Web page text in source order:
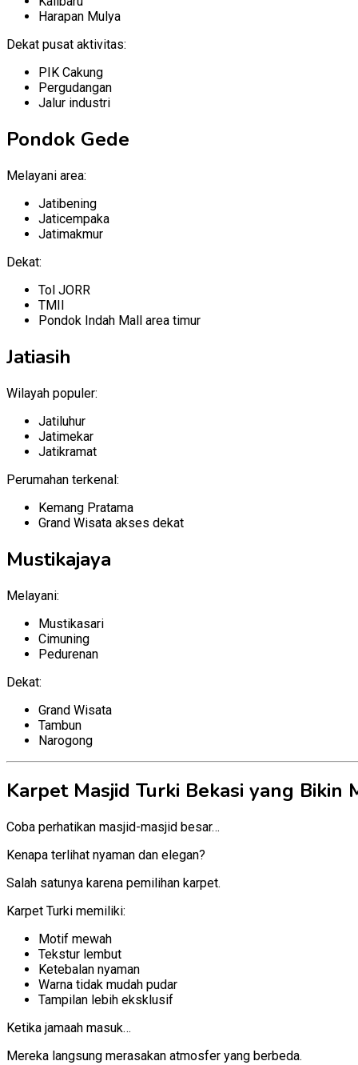
Harapan Mulya
Dekat pusat aktivitas:
PIK Cakung
Pergudangan
Jalur industri
Pondok Gede
Melayani area:
Jatibening
Jaticempaka
Jatimakmur
Dekat:
Tol JORR
TMII
Pondok Indah Mall area timur
Jatiasih
Wilayah populer:
Jatiluhur
Jatimekar
Jatikramat
Perumahan terkenal:
Kemang Pratama
Grand Wisata akses dekat
Mustikajaya
Melayani:
Mustikasari
Cimuning
Pedurenan
Dekat:
Grand Wisata
Tambun
Narogong
Karpet Masjid Turki Bekasi yang Bikin
Coba perhatikan masjid-masjid besar…
Kenapa terlihat nyaman dan elegan?
Salah satunya karena pemilihan karpet.
Karpet Turki memiliki:
Motif mewah
Tekstur lembut
Ketebalan nyaman
Warna tidak mudah pudar
Tampilan lebih eksklusif
Ketika jamaah masuk…
Mereka langsung merasakan atmosfer yang berbeda.